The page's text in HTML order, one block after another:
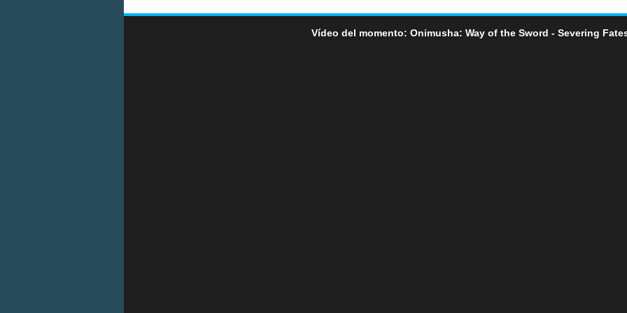
Vídeo del momento: Onimusha: Way of the Sword - Severing